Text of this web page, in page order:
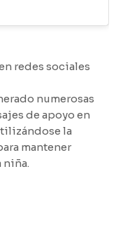
redes sociales
numerosas
de apoyo en
la
mantener
niña.